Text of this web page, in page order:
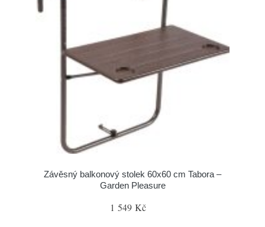
Závěsný balkonový stolek 60x60 cm Tabora –
Garden Pleasure
1 549 Kč